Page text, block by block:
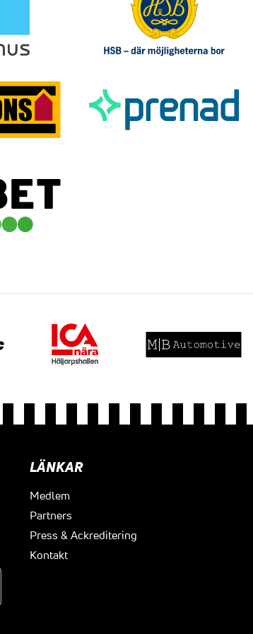
LÄNKAR
Medlem
Partners
Press & Ackreditering
Kontakt